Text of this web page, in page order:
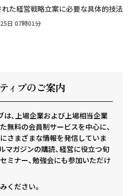
た経営戦略立案に必要な具体的技法
日 07時01分
ィ ブのご案内
は、上場企業および上場相当企業
無料の会員制サービスを中心に、
さまざまな情報を発信していま
マガジンの購読、経営に役立つ旬
ミナー、勉強会にも参加いただけ
ください。